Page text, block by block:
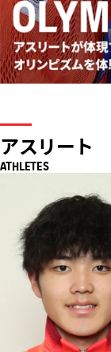
アスリート
ATHLETES